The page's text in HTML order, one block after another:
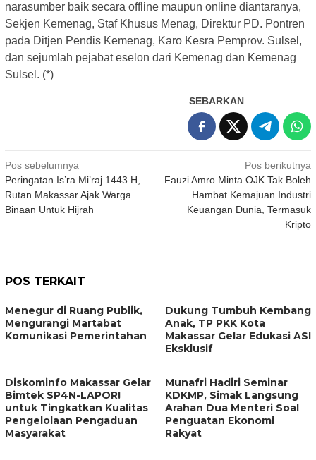
narasumber baik secara offline maupun online diantaranya,
Sekjen Kemenag, Staf Khusus Menag, Direktur PD. Pontren
pada Ditjen Pendis Kemenag, Karo Kesra Pemprov. Sulsel,
dan sejumlah pejabat eselon dari Kemenag dan Kemenag
Sulsel. (*)
SEBARKAN
Navigasi
pos
Pos sebelumnya
Peringatan Is’ra Mi’raj 1443 H,
Rutan Makassar Ajak Warga
Binaan Untuk Hijrah
Pos berikutnya
Fauzi Amro Minta OJK Tak Boleh
Hambat Kemajuan Industri
Keuangan Dunia, Termasuk
Kripto
POS TERKAIT
Menegur di Ruang Publik,
Mengurangi Martabat
Komunikasi Pemerintahan
Dukung Tumbuh Kembang
Anak, TP PKK Kota
Makassar Gelar Edukasi ASI
Eksklusif
Diskominfo Makassar Gelar
Bimtek SP4N-LAPOR!
untuk Tingkatkan Kualitas
Pengelolaan Pengaduan
Masyarakat
Munafri Hadiri Seminar
KDKMP, Simak Langsung
Arahan Dua Menteri Soal
Penguatan Ekonomi
Rakyat